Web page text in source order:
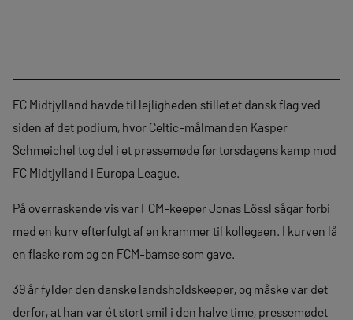
FC Midtjylland havde til lejligheden stillet et dansk flag ved
siden af det podium, hvor Celtic-målmanden Kasper
Schmeichel tog del i et pressemøde før torsdagens kamp mod
FC Midtjylland i Europa League.
På overraskende vis var FCM-keeper Jonas Lössl sågar forbi
med en kurv efterfulgt af en krammer til kollegaen. I kurven lå
en flaske rom og en FCM-bamse som gave.
39 år fylder den danske landsholdskeeper, og måske var det
derfor, at han var ét stort smil i den halve time, pressemødet